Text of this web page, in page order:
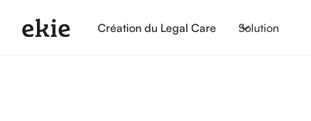
Création du Legal Care Solution